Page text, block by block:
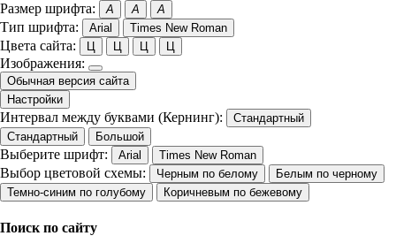
Размер шрифта: A A A
Тип шрифта: Arial Times New Roman
Цвета сайта: Ц Ц Ц Ц
Изображения:
Обычная версия сайта
Настройки
Интервал между буквами (Кернинг):
Стандартный
Стандартный
Большой
Выберите шрифт: Arial Times New Roman
Выбор цветовой схемы: Черным по белому
Белым по черному
Темно-синим по голубому
Коричневым по бежевому
Поиск по сайту